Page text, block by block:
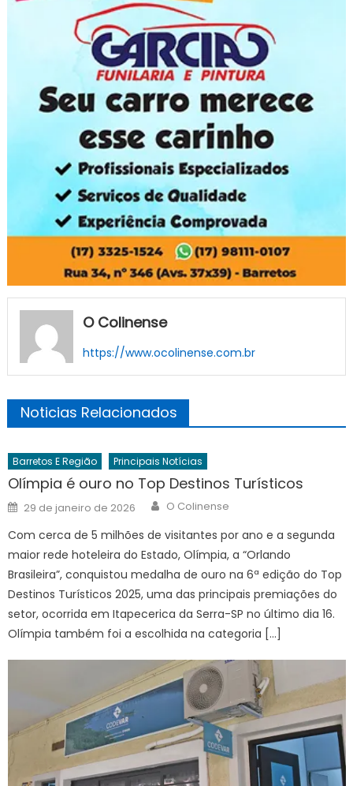
O Colinense
https://www.ocolinense.com.br
Noticias Relacionados
Barretos E Região Principais Notícias
Olímpia é ouro no Top Destinos Turísticos
Posted
on
29 de janeiro de 2026 Author
O Colinense
Com cerca de 5 milhões de visitantes por ano e a segunda
maior rede hoteleira do Estado, Olímpia, a “Orlando
Brasileira”, conquistou medalha de ouro na 6ª edição do Top
Destinos Turísticos 2025, uma das principais premiações do
setor, ocorrida em Itapecerica da Serra-SP no último dia 16.
Olímpia também foi a escolhida na categoria […]